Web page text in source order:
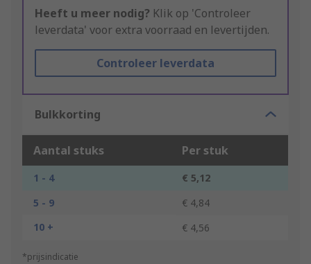
Heeft u meer nodig? Klik op 'Controleer
leverdata' voor extra voorraad en levertijden.
Controleer leverdata
Bulkkorting
Aantal stuks Per stuk
1 - 4
€ 5,12
5 - 9
€ 4,84
10 +
€ 4,56
*prijsindicatie